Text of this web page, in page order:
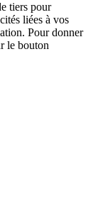
tiers pour
liées à vos
Pour donner
le bouton